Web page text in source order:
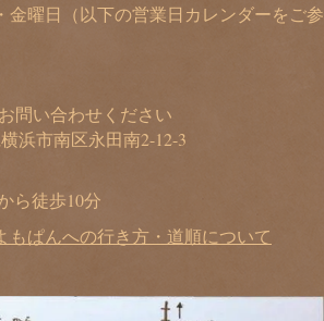
金曜日（以下の営業日カレンダーをご参
問い合わせください
浜市南区永田南2-12-3
ら徒歩10分
もぱんへの行き方・道順について